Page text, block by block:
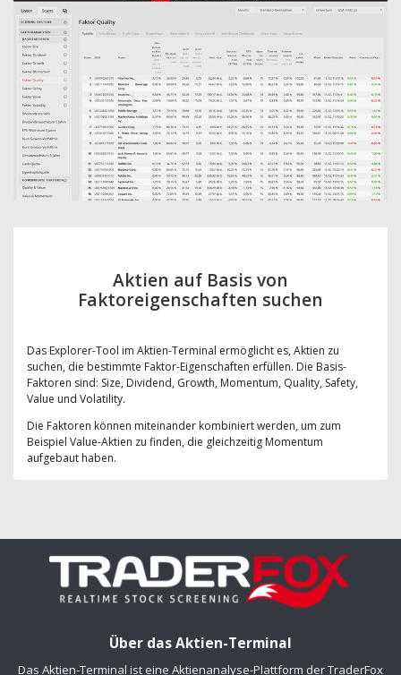
Aktien auf Basis von
Faktoreigenschaften suchen
Das Explorer-Tool im Aktien-Terminal ermöglicht es, Aktien zu
suchen, die bestimmte Faktor-Eigenschaften erfüllen. Die Basis-
Faktoren sind: Size, Dividend, Growth, Momentum, Quality, Safety,
Value und Volatility.
Die Faktoren können miteinander kombiniert werden, um zum
Beispiel Value-Aktien zu finden, die gleichzeitig Momentum
aufgebaut haben.
Über das Aktien-Terminal
Das Aktien-Terminal ist eine Aktienanalyse-Plattform der TraderFox